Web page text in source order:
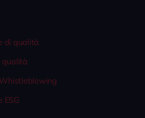
di qualità
qualità
ESG